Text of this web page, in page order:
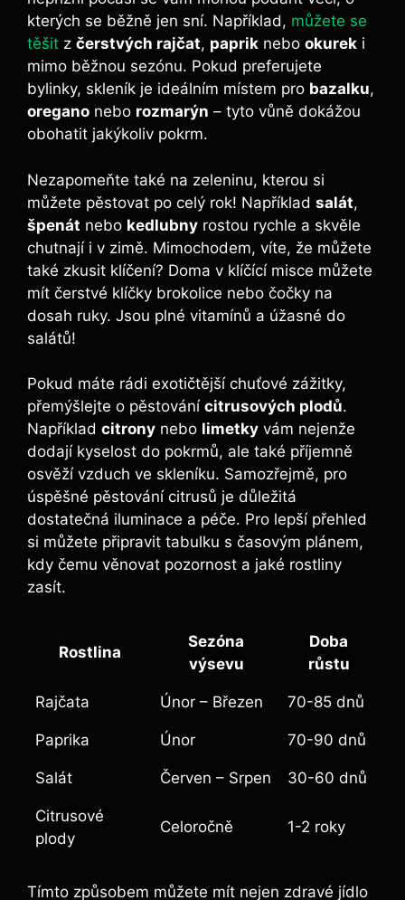
kterých se běžně jen sní. Například, můžete se
těšit z čerstvých rajčat, paprik nebo okurek i
mimo běžnou sezónu. Pokud preferujete
bylinky, skleník je ideálním místem pro bazalku,
oregano nebo rozmarýn – tyto vůně dokážou
obohatit jakýkoliv pokrm.
Nezapomeňte také na zeleninu, kterou si
můžete pěstovat po celý rok! Například salát,
špenát nebo kedlubny rostou rychle a skvěle
chutnají i v zimě. Mimochodem, víte, že můžete
také zkusit klíčení? Doma v klíčící misce můžete
mít čerstvé klíčky brokolice nebo čočky na
dosah ruky. Jsou plné vitamínů a úžasné do
salátů!
Pokud máte rádi exotičtější chuťové zážitky,
přemýšlejte o pěstování citrusových plodů.
Například citrony nebo limetky vám nejenže
dodají kyselost do pokrmů, ale také příjemně
osvěží vzduch ve skleníku. Samozřejmě, pro
úspěšné pěstování citrusů je důležitá
dostatečná iluminace a péče. Pro lepší přehled
si můžete připravit tabulku s časovým plánem,
kdy čemu věnovat pozornost a jaké rostliny
zasít.
Rostlina
Sezóna
výsevu
Doba
růstu
Rajčata Únor – Březen 70-85 dnů
Paprika Únor 70-90 dnů
Salát Červen – Srpen 30-60 dnů
Citrusové
plody
Celoročně 1-2 roky
Tímto způsobem můžete mít nejen zdravé jídlo